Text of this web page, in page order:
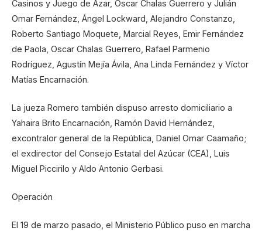
Casinos y Juego de Azar, Oscar Chalas Guerrero y Julián
Omar Fernández, Ángel Lockward, Alejandro Constanzo,
Roberto Santiago Moquete, Marcial Reyes, Emir Fernández
de Paola, Oscar Chalas Guerrero, Rafael Parmenio
Rodríguez, Agustín Mejía Ávila, Ana Linda Fernández y Víctor
Matías Encarnación.
La jueza Romero también dispuso arresto domiciliario a
Yahaira Brito Encarnación, Ramón David Hernández,
excontralor general de la República, Daniel Omar Caamaño;
el exdirector del Consejo Estatal del Azúcar (CEA), Luis
Miguel Piccirilo y Aldo Antonio Gerbasi.
Operación
El 19 de marzo pasado, el Ministerio Público puso en marcha